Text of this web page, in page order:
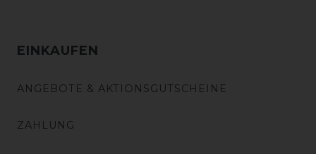
EINKAUFEN
ANGEBOTE & AKTIONSGUTSCHEINE
ZAHLUNG